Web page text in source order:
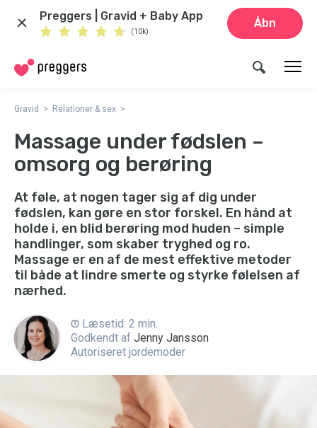
Preggers | Gravid + Baby App
(10k)
Åbn
Gravid Relationer & sex
Massage under fødslen –
omsorg og berøring
At føle, at nogen tager sig af dig under
fødslen, kan gøre en stor forskel. En hånd at
holde i, en blid berøring mod huden – simple
handlinger, som skaber tryghed og ro.
Massage er en af de mest effektive metoder
til både at lindre smerte og styrke følelsen af
nærhed.
Læsetid: 2 min.
Godkendt af Jenny Jansson
Autoriseret jordemoder